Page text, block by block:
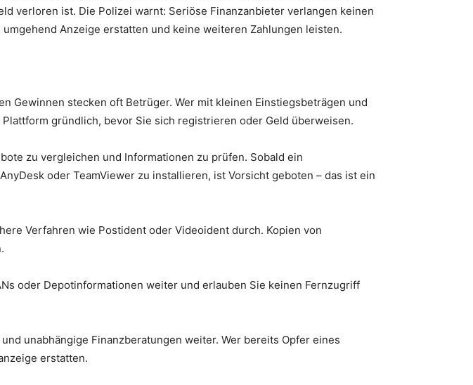
verloren ist. Die Polizei warnt: Seriöse Finanzanbieter verlangen keinen
Anzeige erstatten und keine weiteren Zahlungen leisten.
Gewinnen stecken oft Betrüger. Wer mit kleinen Einstiegsbeträgen und
gründlich, bevor Sie sich registrieren oder Geld überweisen.
zu vergleichen und Informationen zu prüfen. Sobald ein
oder TeamViewer zu installieren, ist Vorsicht geboten – das ist ein
Verfahren wie Postident oder Videoident durch. Kopien von
oder Depotinformationen weiter und erlauben Sie keinen Fernzugriff
unabhängige Finanzberatungen weiter. Wer bereits Opfer eines
erstatten.